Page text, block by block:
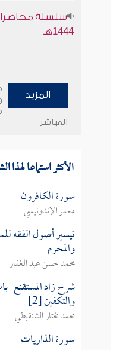
سلسلة
1444هـ
المزيد
المباشر
الأكثر استماعا لهذا
سورة الكافرون
معمر الإندونيسي
تيسير أصول الفقه
والمحرم
محمد حسن عبد الغفار
شرح زاد
والتكفين [2]
محمد مختار الشنقيطي
سورة الذاريات